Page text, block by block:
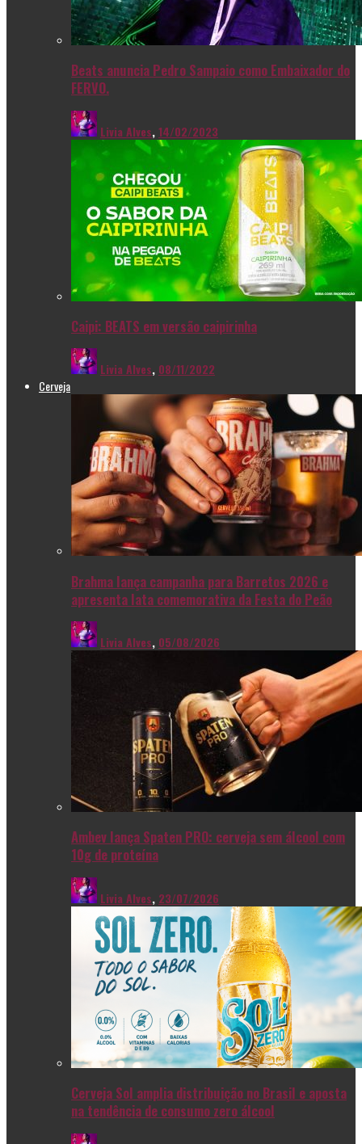
Beats anuncia Pedro Sampaio como Embaixador do
FERVO.
Livia Alves,14/02/2023
Caipi: BEATS em versão caipirinha
Livia Alves, 08/11/2022
Cerveja
Brahma lança campanha para Barretos 2026 e
apresenta lata comemorativa da Festa do Peão
Livia Alves, 05/08/2026
Ambev lança Spaten PRO: cerveja sem álcool com
10g de proteína
Livia Alves, 23/07/2026
Cerveja Sol amplia distribuição no Brasil e aposta
na tendência de consumo zero álcool